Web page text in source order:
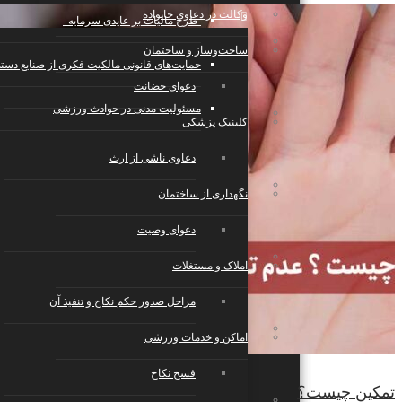
صنایع، تولید، حمل‌ونقل
رستوران، کافی‌شاپ، هتل و گردشگری
وکالت در دعاوی خانواده
دعوای حضانت
دعاوی ناشی از ارث
دعوای وصیت
مراحل صدور حکم نکاح و تنفیذ آن
فسخ نکاح
طرح مالیات بر عایدی سرمایه
حمایت‌های قانونی مالکیت فکری از صنایع
مسئولیت مدنی در حوادث ورزشی
ساخت‌وساز و ساختمان
کلینیک پزشکی
نگهداری از ساختمان
املاک و مستغلات
اماکن و خدمات ورزشی
تمکین چیست؟